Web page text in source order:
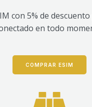
con 5% de
en todo
COMPRAR ESIM